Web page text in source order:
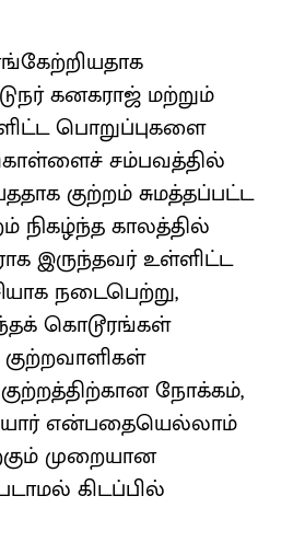
கனகராஜ் மற்றும்
பொறுப்புகளை
சம்பவத்தில்
குற்றம் சுமத்தப்பட்ட
நிகழ்ந்த காலத்தில்
இருந்தவர் உள்ளிட்ட
நடைபெற்று,
கொடூரங்கள்
நோக்கம்,
யார் என்பதையெல்லாம்
முறையான
கிடப்பில்